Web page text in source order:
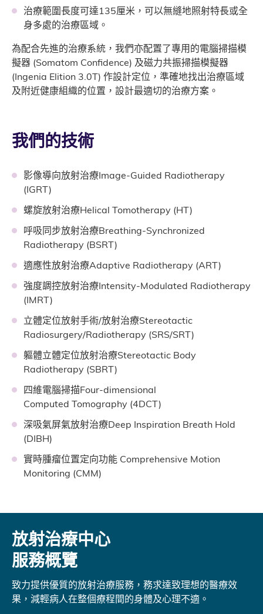
治療範圍長度可達135厘米，可以無縫地照射特長或全
身多處的治療區域。
為配合先進的治療系統，我們亦配置了專用的電腦掃描模
擬器 (Somatom Confidence) 及磁力共振掃描模擬器
(Ingenia Elition 3.0T) 作設計定位，準確地找出治療區域
及附近健康組織的位置，設計最適切的治療方案。
我們的技術
影像導向放射治療Image-Guided Radiotherapy
(IGRT)
螺旋放射治療Helical Tomotherapy (HT)
呼吸同步放射治療Breathing-Synchronized
Radiotherapy (BSRT)
適應性放射治療Adaptive Radiotherapy (ART)
強度調控放射治療Intensity-Modulated Radiotherapy
(IMRT)
立體定位放射手術/放射治療Stereotactic
Radiosurgery/Radiotherapy (SRS/SRT)
軀體立體定位放射治療Stereotactic Body
Radiotherapy (SBRT)
四維電腦掃描Four-dimensional
Computed Tomography (4DCT)
深吸氣屏氣放射治療Deep Inspiration Breath Hold
(DIBH)
實時腫瘤位置定向功能 Comprehensive Motion
Monitoring (CMM)
放射治療中心
服務概覽
致力提供優質的放射治療服務，務求達致理想的醫療效
果，減輕病人在整個療程間的身體及心理不適。